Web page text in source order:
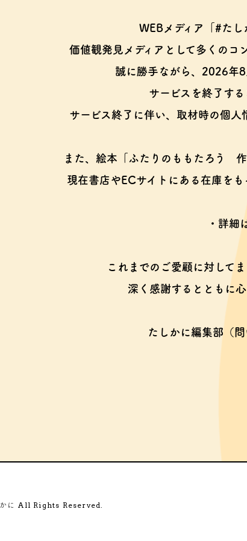
WEBメディア「#たし
価値観発見メディアとして多くのコ
誠に勝手ながら、2026年
サービスを終了する
サービス終了に伴い、取材時の個人
また、絵本「ふたりのももたろう
現在書店やECサイトにある在庫をも
・詳細
これまでのご愛顧に対してま
深く感謝するとともに心
たしかに編集部（
に All Rights Reserved.